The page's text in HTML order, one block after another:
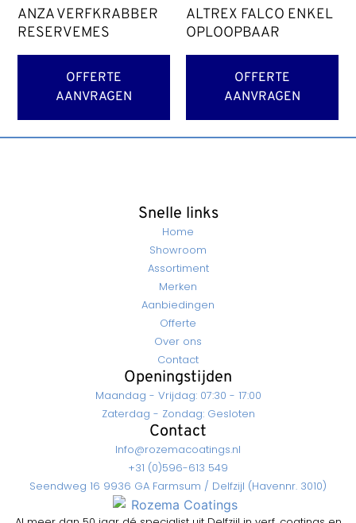
ANZA VERFKRABBER
RESERVEMES
OFFERTE
AANVRAGEN
ALTREX FALCO ENKEL
OPLOOPBAAR
OFFERTE
AANVRAGEN
Snelle links
Home
Showroom
Assortiment
Merken
Aanbiedingen
Offerte
Over ons
Contact
Openingstijden
Maandag - Vrijdag: 07:30 - 17:00
Zaterdag - Zondag: Gesloten
Contact
Info@rozemacoatings.nl
+31 (0)596-613 549
Seendweg 16 9936 GA Farmsum / Delfzijl (Havennr. 3010)